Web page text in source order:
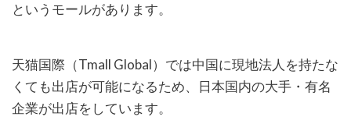
というモールがあります。
天猫国際（Tmall Global）では中国に現地法人を持たな
くても出店が可能になるため、日本国内の大手・有名
企業が出店をしています。